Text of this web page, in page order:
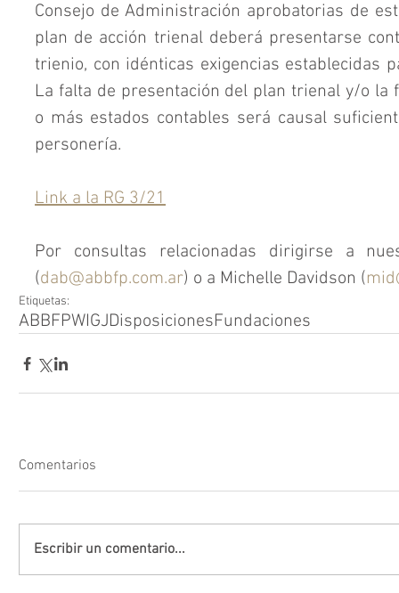
Consejo de Administración aprobatorias de
plan de acción trienal deberá presentarse
trienio, con idénticas exigencias establecidas
La falta de presentación del plan trienal y/o la
o más estados contables será causal
personería.
Link a la RG 3/21
Por consultas relacionadas dirigirse a
(dab@abbfp.com.ar) o a Michelle Davidson (
Etiquetas:
ABBFPWIGJDisposicionesFundaciones
Comentarios
Escribir un comentario...